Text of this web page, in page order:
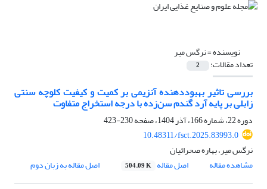
نویسنده =نرگس میر
تعداد مقالات: 2
بررسی تاثیر بهبوددهنده آنزیمی بر کمیت و کیفیت کلوچه سنتی
زابلی بر پایه آرد گندم سن‌زده با درجه استخراج متفاوت
دوره 22، شماره 166، آذر 1404، صفحه
230-423
10.48311/fsct.2025.83993.0
نرگس میر، بهاره صحرائیان
مشاهده مقاله
اصل مقاله 504.09 K اصل مقاله به زبان دوم